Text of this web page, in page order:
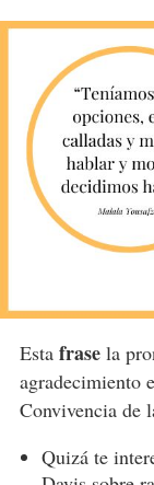
Esta frasela
agradecimiento
Convivencia de
Quizá te